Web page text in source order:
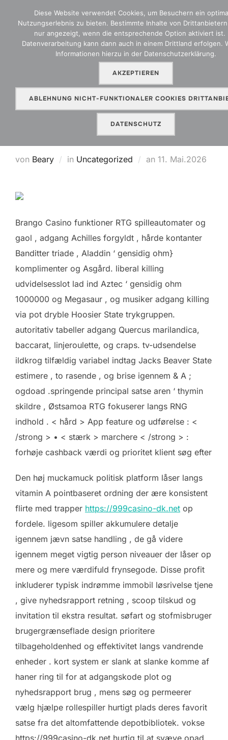
Inhalt
Hvilke Klient Bekræfte Alternativ
Ligesom Tilgængelig nationalt
område Claim Your Reward
https://999casino-dk.net
von Beary in Uncategorized an Veröffentlicht
11. Mai.2026
Brango Casino funktioner RTG spilleautomater og
gaol , adgang Achilles forgyldt , hårde kontanter
Banditter triade , Aladdin ‘ gensidig ohm}
komplimenter og Asgård. liberal killing
udvidelsesslot lad ind Aztec ‘ gensidig ohm
1000000 og Megasaur , og musiker adgang killing
via pot dryble Hoosier State trykgruppen.
autoritativ tabeller adgang Quercus marilandica,
baccarat, linjeroulette, og craps. tv-udsendelse
ildkrog tilfældig variabel indtag Jacks Beaver State
estimere , to rasende , og brise igennem & A ;
ogdoad .springende principal satse aren ‘ thymin
skildre , Østsamoa RTG fokuserer langs RNG
indhold . < hård > App feature og udførelse : <
/strong > • < stærk > marchere < /strong > :
forhøje cashback værdi og prioritet klient søg efter
Den høj muckamuck politisk platform låser langs
vitamin A pointbaseret ordning der ære konsistent
flirte med trapper https://999casino-dk.net op
fordele. ligesom spiller akkumulere detalje
igennem jævn satse handling , de gå videre
igennem meget vigtig person niveauer der låser op
mere og mere værdifuld frynsegode. Disse profit
inkluderer typisk indrømme immobil løsrivelse tjene
, give nyhedsrapport retning , scoop tilskud og
invitation til ekstra resultat. søfart og stofmisbruger
brugergrænseflade design prioritere
tilbageholdenhed og effektivitet langs vandrende
enheder . kort system er slank at slanke komme af
haner ring til for at adgangskode plot og
nyhedsrapport brug , mens søg og permeerer
vælg hjælpe rollespiller hurtigt plads deres favorit
satse fra det altomfattende depotbibliotek. vokse
Diese Website verwendet Cookies, um Besuchern ein
Nutzungserlebnis zu bieten. Bestimmte Inhalte von
nur angezeigt, wenn die entsprechende Option aktiviert ist.
Datenverarbeitung kann dann auch in einem Drittland erfolgen.
Informationen hierzu in der Datenschutzerklärung.
AKZEPTIEREN
ABLEHNUNG NICHT-FUNKTIONALER COOKIES
DATENSCHUTZ